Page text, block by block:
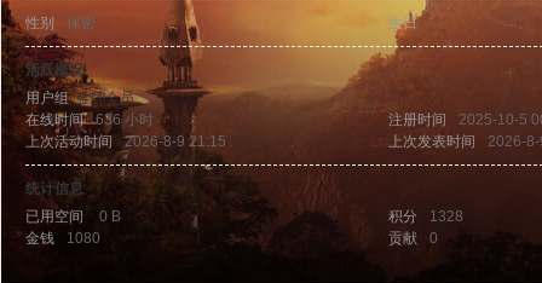
8w
性别 保密 生日 -
活跃概况
用户组金牌会员
在线时间
636 小时 注册时间
2025-10-5
上次活动时间
2026-8-9 21:15 上次发表时间 2026-
统计信息
已用空间
0 B 积分
1328
金钱
1080 贡献 0